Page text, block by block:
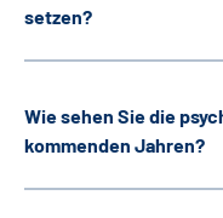
setzen?
Wie sehen Sie die
kommenden Jahren?